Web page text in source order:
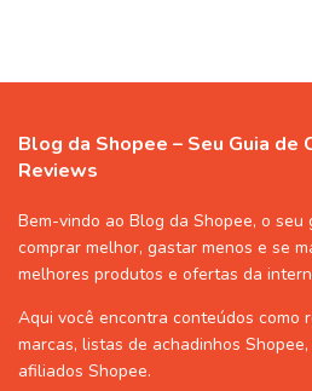
Blog da Shopee – Seu Guia de
Reviews
Bem-vindo ao Blog da Shopee, o seu
comprar melhor, gastar menos e se
melhores produtos e ofertas da
Aqui você encontra conteúdos como
marcas, listas de achadinhos Shopee
afiliados Shopee.